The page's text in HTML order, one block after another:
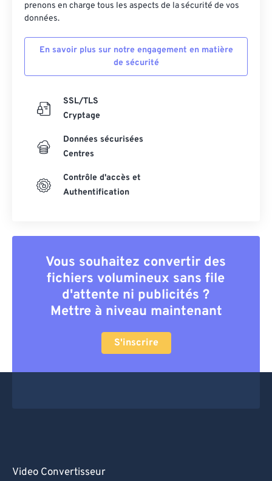
prenons en charge tous les aspects de la sécurité de vos
données.
En savoir plus sur notre engagement en matière
de sécurité
SSL/TLS
Cryptage
Données sécurisées
Centres
Contrôle d'accès et
Authentification
Vous souhaitez convertir des
fichiers volumineux sans file
d'attente ni publicités ?
Mettre à niveau maintenant
S'inscrire
Video Convertisseur